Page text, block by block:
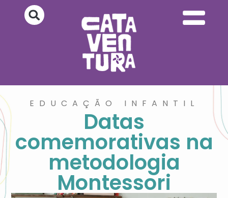
EDUCAÇÃO INFANTIL
Datas
comemorativas na
metodologia
Montessori